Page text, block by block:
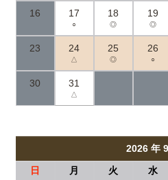
16 17
○
18
◎
19
◎
23 24
△
25
◎
26
○
30 31
△
2026 年
日
月 火 水